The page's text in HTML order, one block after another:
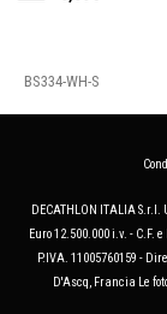
BS334-WH-S
DECATHLON ITALIA
Euro 12.500.000 i.v. - C.F.
P.IVA. 11005760159 -
D'Ascq, Francia Le